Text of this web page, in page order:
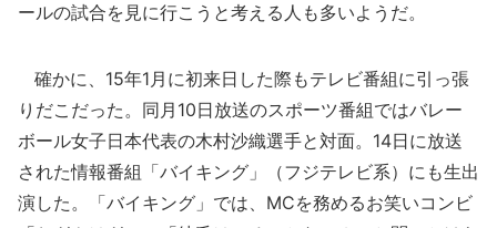
ールの試合を見に行こうと考える人も多いようだ。
確かに、15年1月に初来日した際もテレビ番組に引っ張
りだこだった。同月10日放送のスポーツ番組ではバレー
ボール女子日本代表の木村沙織選手と対面。14日に放送
された情報番組「バイキング」（フジテレビ系）にも生出
演した。「バイキング」では、MCを務めるお笑いコンビ